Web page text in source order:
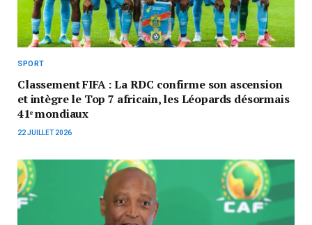
SPORT
Classement FIFA : La RDC confirme son ascension
et intègre le Top 7 africain, les Léopards désormais
41ᵉ mondiaux
22 JUILLET 2026